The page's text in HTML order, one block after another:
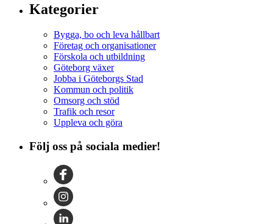
Kategorier
Bygga, bo och leva hållbart
Företag och organisationer
Förskola och utbildning
Göteborg växer
Jobba i Göteborgs Stad
Kommun och politik
Omsorg och stöd
Trafik och resor
Uppleva och göra
Följ oss på sociala medier!